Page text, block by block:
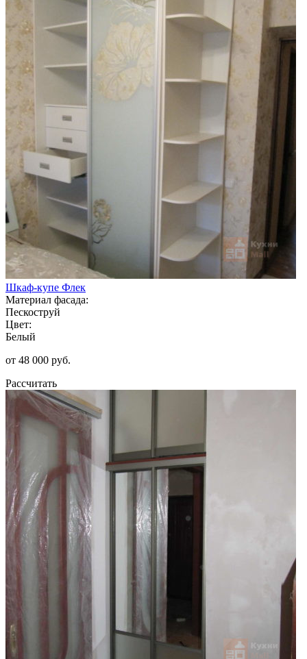
Шкаф-купе Флек
Материал фасада:
Пескоструй
Цвет:
Белый
от 48 000 руб.
Рассчитать